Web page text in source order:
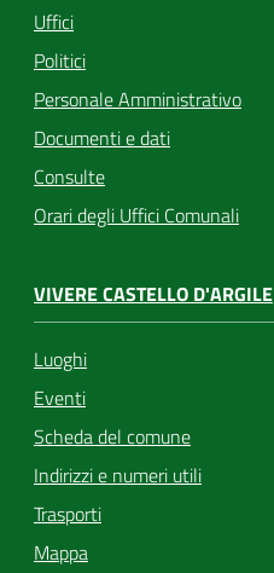
Uffici
Politici
Personale Amministrativo
Documenti e dati
Consulte
Orari degli Uffici Comunali
VIVERE CASTELLO D'ARGILE
Luoghi
Eventi
Scheda del comune
Indirizzi e numeri utili
Trasporti
Mappa